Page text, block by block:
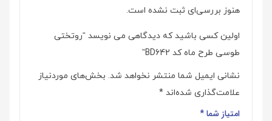
هنوز بررسی‌ای ثبت نشده است.
اولین کسی باشید که دیدگاهی می نویسد “روتختی
طوسی طرح ماه کد BD642”
نشانی ایمیل شما منتشر نخواهد شد. بخش‌های موردنیاز
علامت‌گذاری شده‌اند *
امتیاز شما*